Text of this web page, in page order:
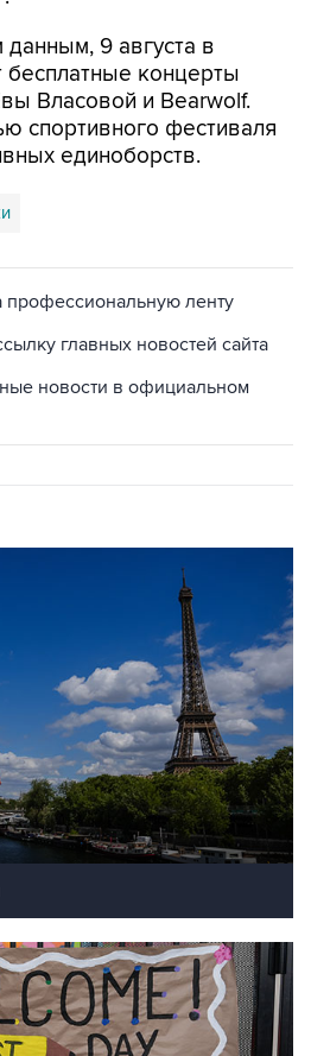
9 августа в
бесплатные концерты
Власовой и Bearwolf.
спортивного фестиваля
единоборств.
профессиональную ленту
главных новостей сайта
новости в официальном